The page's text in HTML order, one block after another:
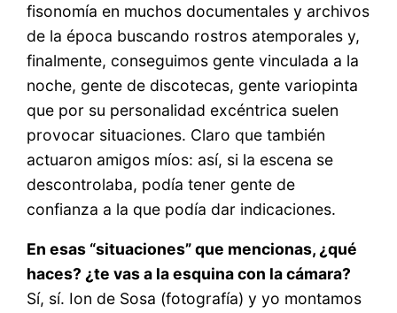
fisonomía en muchos documentales y archivos
de la época buscando rostros atemporales y,
finalmente, conseguimos gente vinculada a la
noche, gente de discotecas, gente variopinta
que por su personalidad excéntrica suelen
provocar situaciones. Claro que también
actuaron amigos míos: así, si la escena se
descontrolaba, podía tener gente de
confianza a la que podía dar indicaciones.
En esas “situaciones” que mencionas, ¿qué
haces? ¿te vas a la esquina con la cámara?
Sí, sí. Ion de Sosa (fotografía) y yo montamos